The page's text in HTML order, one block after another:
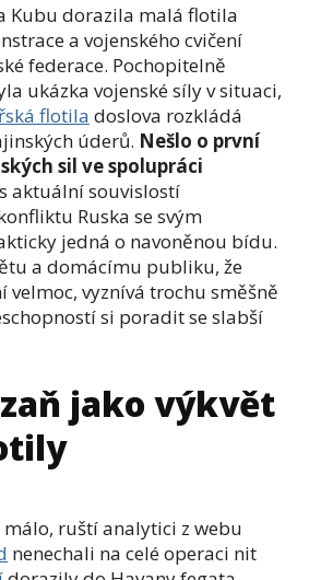
Kubu dorazila malá flotila
a vojenského cvičení
federace. Pochopitelně
ukázka vojenské síly v situaci,
flotila doslova rozkládá
úderů. Nešlo o první
sil ve spolupráci
aktuální souvislostí
Ruska se svým
jedná o navoněnou bídu.
a domácímu publiku, že
velmoc, vyznívá trochu směšně
si poradit se slabší
jako výkvět
ruští analytici z webu
nenechali na celé operaci nit